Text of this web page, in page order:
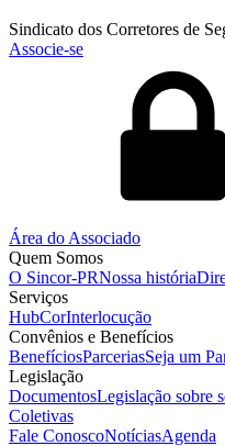
Sindicato dos Corretores de
Associe-se
Área do Associado
Quem Somos
O Sincor-PRNossa história
Serviços
HubCorInterlocução
Convênios e Benefícios
BenefíciosParceriasSeja um
Legislação
DocumentosLegislação sobre
Coletivas
Fale ConoscoNotíciasAgenda